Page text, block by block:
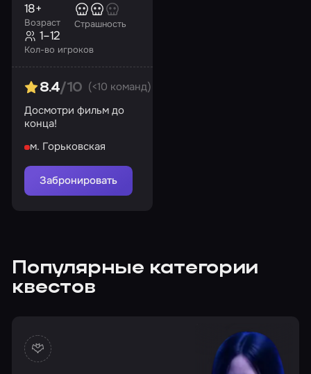
Возраст
18+
Страшность
Кол-во игроков
1–12
8.4/10 (<10 команд)
Досмотри фильм до
конца!
м. Горьковская
Забронировать
Популярные категории
квестов